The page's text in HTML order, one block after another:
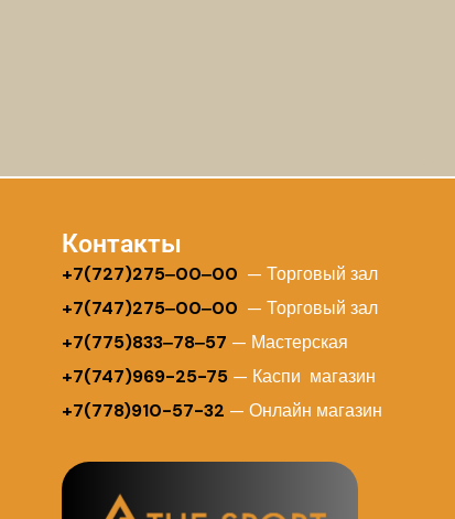
Контакты
+7(727)275‒00‒00 — Торговый зал
+7(747)275‒00‒00 — Торговый зал
+7(775)833‒78‒57 — Мастерская
+7(747)969-25-75— Каспи магазин
+7(778)910-57-32 — Онлайн магазин